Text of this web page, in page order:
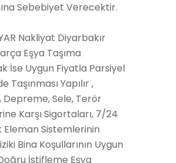
Sebebiyet Verecektir.
Nakliyat Diyarbakır
Eşya Taşıma
İse Uygun Fiyatla Parsiyel
Taşınması Yapılır ,
Depreme, Sele, Terör
Karşı Sigortaları, 7/24
Eleman Sistemlerinin
Bina Koşullarının Uygun
İstifleme Eşya